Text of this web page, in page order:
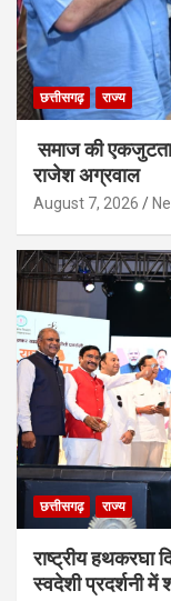
छत्तीसगढ़ राज्य
समाज की
राजेश अग्रवाल
August 7, 2026
छत्तीसगढ़ राज्य
राष्ट्रीय हथकरघा
स्वदेशी प्रदर्शनी में